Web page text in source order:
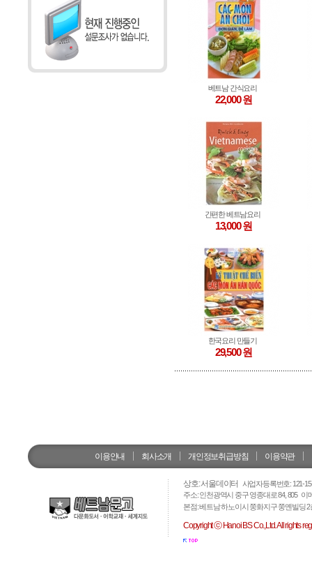
베트남 간식요리
22,000 원
간편한 베트남요리
13,000 원
한국요리 만들기
29,500 원
이용안내 회사소개 개인정보취급방침 이용약관
상호: 서울데이터
사업자등록번호: 121-
주소: 인천광역시 중구 영종대로 84, 805 이
본점: 베트남 하노이시 쭝화지구 쭝옌빌딩 2
Copyright ⓒ Hanoi BS Co.,Ltd. All rights